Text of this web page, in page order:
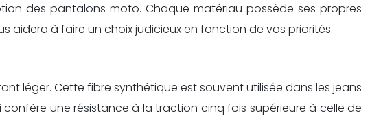
des pantalons moto. Chaque matériau possède ses propres
à faire un choix judicieux en fonction de vos priorités.
léger. Cette fibre synthétique est souvent utilisée dans les jeans
une résistance à la traction cinq fois supérieure à celle de